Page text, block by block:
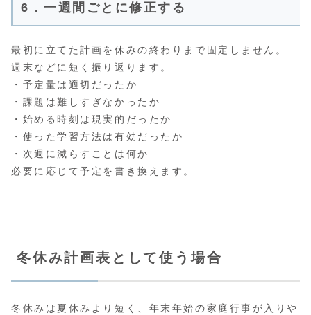
6．一週間ごとに修正する
最初に立てた計画を休みの終わりまで固定しません。
週末などに短く振り返ります。
・予定量は適切だったか
・課題は難しすぎなかったか
・始める時刻は現実的だったか
・使った学習方法は有効だったか
・次週に減らすことは何か
必要に応じて予定を書き換えます。
冬休み計画表として使う場合
冬休みは夏休みより短く、年末年始の家庭行事が入りや